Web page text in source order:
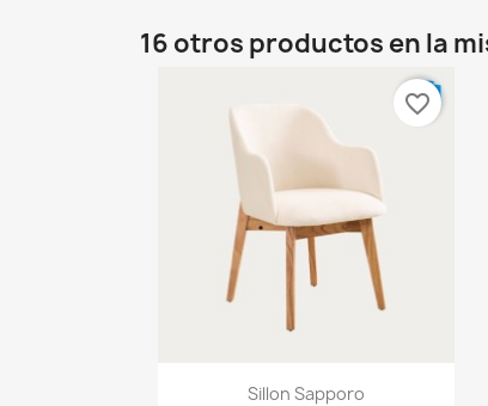
16 otros productos en la
Vista rápida
Sillon Sapporo
favorite_border